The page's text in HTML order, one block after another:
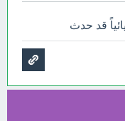
قد حدث